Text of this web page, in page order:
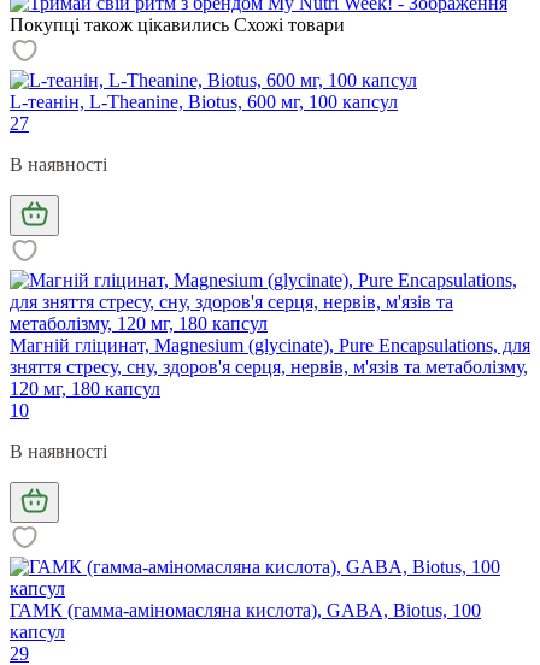
Покупці також цікавились Схожі товари
L-теанін, L-Theanine, Biotus, 600 мг, 100 капсул
27
В наявності
Магній гліцинат, Magnesium (glycinate), Pure Encapsulations, для
зняття стресу, сну, здоров'я серця, нервів, м'язів та метаболізму,
120 мг, 180 капсул
10
В наявності
ГАМК (гамма-аміномасляна кислота), GABA, Biotus, 100
капсул
29